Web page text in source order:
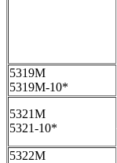
5319М
5319M-10*
5321М
5321-10*
5322М